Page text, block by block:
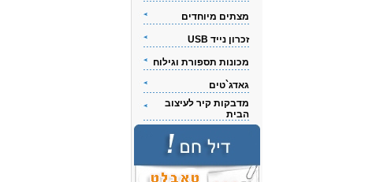
מצתים מיוחדים
זכרון נייד USB
מכונות תספורת וגילוח
גאדג`טים
מדבקות קיר לעיצוב
הבית